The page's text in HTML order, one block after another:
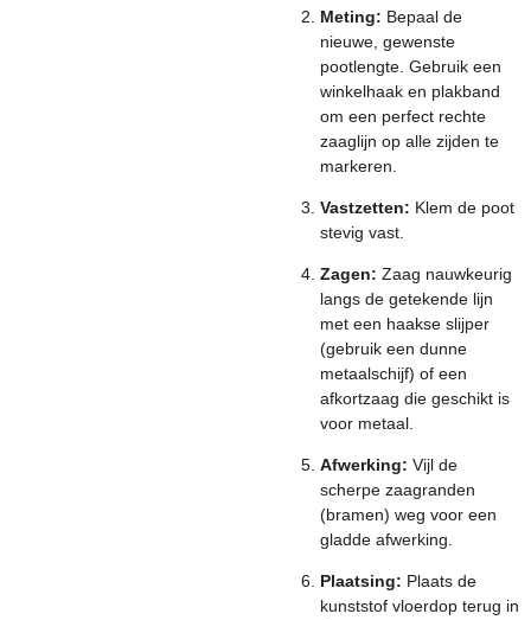
Meting: Bepaal de
nieuwe, gewenste
pootlengte. Gebruik een
winkelhaak en plakband
om een perfect rechte
zaaglijn op alle zijden te
markeren.
Vastzetten: Klem de poot
stevig vast.
Zagen: Zaag nauwkeurig
langs de getekende lijn
met een haakse slijper
(gebruik een dunne
metaalschijf) of een
afkortzaag die geschikt is
voor metaal.
Afwerking: Vijl de
scherpe zaagranden
(bramen) weg voor een
gladde afwerking.
Plaatsing: Plaats de
kunststof vloerdop terug in